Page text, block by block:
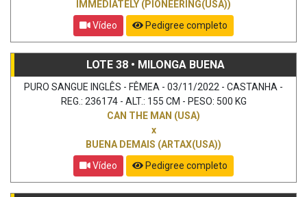
IMMEDIATELY (PIONEERING(USA))
Vídeo
Pedigree completo
LOTE 38 • MILONGA BUENA
PURO SANGUE INGLÊS - FÊMEA - 03/11/2022 - CASTANHA -
REG.: 236174 - ALT.: 155 CM - PESO: 500 KG
CAN THE MAN (USA)
x
BUENA DEMAIS (ARTAX(USA))
Vídeo
Pedigree completo